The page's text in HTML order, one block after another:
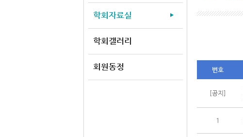
학회자료실
학회갤러리
회원동정 번호
[공지]
1